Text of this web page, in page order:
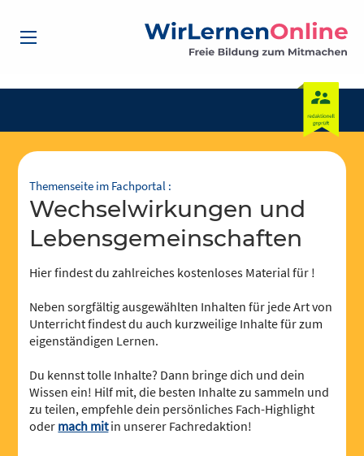
Themenseite im Fachportal :
Wechselwirkungen und
Lebensgemeinschaften
Hier findest du zahlreiches kostenloses Material für !
Neben sorgfältig ausgewählten Inhalten für jede Art von
Unterricht findest du auch kurzweilige Inhalte für zum
eigenständigen Lernen.
Du kennst tolle Inhalte? Dann bringe dich und dein
Wissen ein! Hilf mit, die besten Inhalte zu sammeln und
zu teilen, empfehle dein persönliches Fach-Highlight
oder mach mitin unserer Fachredaktion!